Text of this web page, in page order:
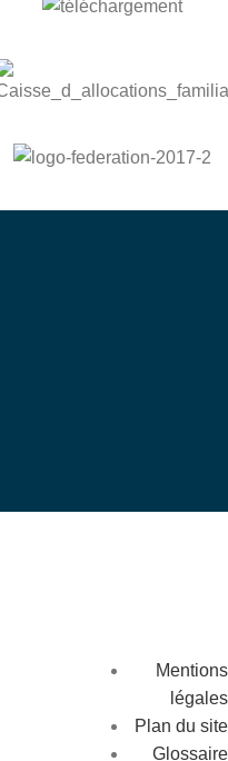
Mentions
légales
Plan du site
Glossaire